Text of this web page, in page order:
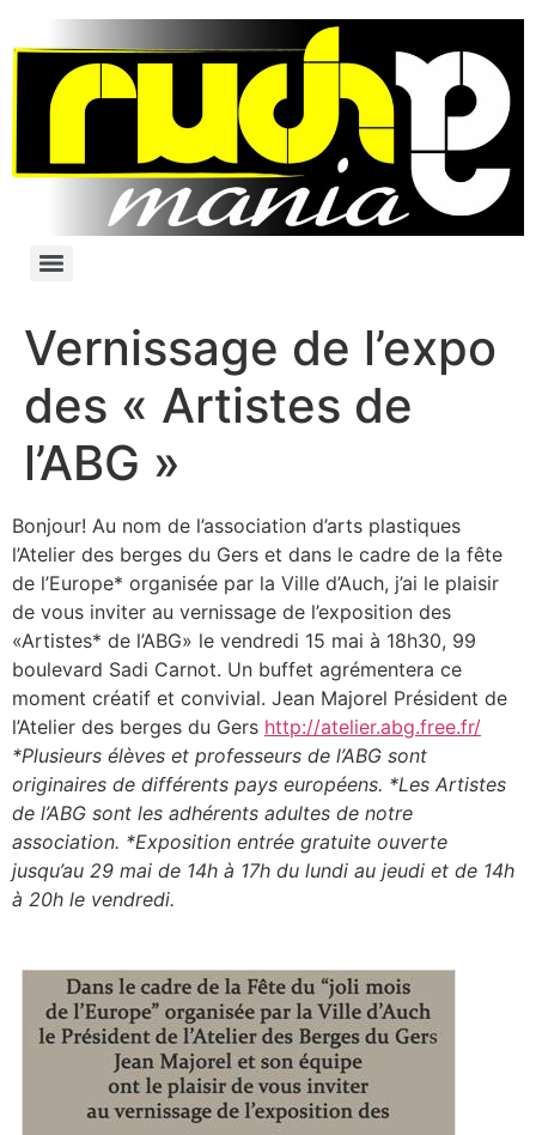
Vernissage de l’expo
des « Artistes de
l’ABG »
Bonjour! Au nom de l’association d’arts plastiques
l’Atelier des berges du Gers et dans le cadre de la fête
de l’Europe* organisée par la Ville d’Auch, j’ai le plaisir
de vous inviter au vernissage de l’exposition des
«Artistes* de l’ABG» le vendredi 15 mai à 18h30, 99
boulevard Sadi Carnot. Un buffet agrémentera ce
moment créatif et convivial. Jean Majorel Président de
l’Atelier des berges du Gers http://atelier.abg.free.fr/
*Plusieurs élèves et professeurs de l’ABG sont
originaires de différents pays européens. *Les Artistes
de l’ABG sont les adhérents adultes de notre
association. *Exposition entrée gratuite ouverte
jusqu’au 29 mai de 14h à 17h du lundi au jeudi et de 14h
à 20h le vendredi.